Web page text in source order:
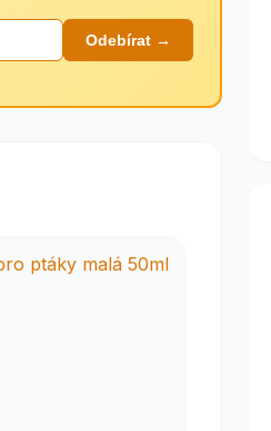
Odebírat →